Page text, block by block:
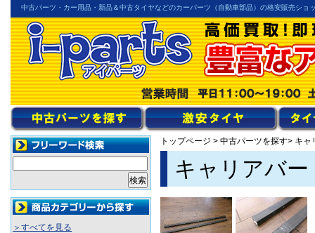
中古パーツ・カー用品・新品＆中古タイヤなどのカーパーツ（自動車部品）の格安販売ショ
トップページ > 中古パーツを探す> キャ
キャリアバ
＞すべてを見る